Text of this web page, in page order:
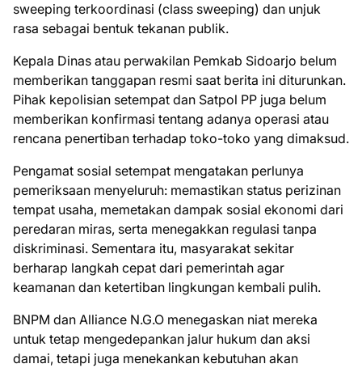
sweeping terkoordinasi (class sweeping) dan unjuk
rasa sebagai bentuk tekanan publik.
Kepala Dinas atau perwakilan Pemkab Sidoarjo belum
memberikan tanggapan resmi saat berita ini diturunkan.
Pihak kepolisian setempat dan Satpol PP juga belum
memberikan konfirmasi tentang adanya operasi atau
rencana penertiban terhadap toko-toko yang dimaksud.
Pengamat sosial setempat mengatakan perlunya
pemeriksaan menyeluruh: memastikan status perizinan
tempat usaha, memetakan dampak sosial ekonomi dari
peredaran miras, serta menegakkan regulasi tanpa
diskriminasi. Sementara itu, masyarakat sekitar
berharap langkah cepat dari pemerintah agar
keamanan dan ketertiban lingkungan kembali pulih.
BNPM dan Alliance N.G.O menegaskan niat mereka
untuk tetap mengedepankan jalur hukum dan aksi
damai, tetapi juga menekankan kebutuhan akan